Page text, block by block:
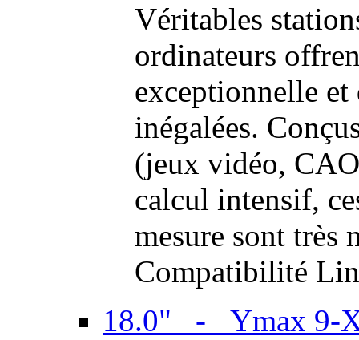
Véritables
ordinateurs
exceptionnelle et
inégalées.
(jeux vidéo,
calcul intensif,
mesure sont très
Compatibilité
18.0" - Ymax 9-